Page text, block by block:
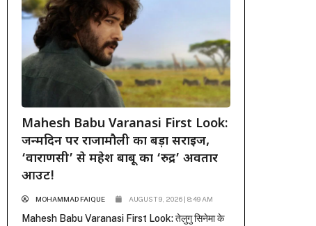
Mahesh Babu Varanasi First Look:
जन्मदिन पर राजामौली का बड़ा सरप्राइज,
‘वाराणसी’ से महेश बाबू का ‘रुद्र’ अवतार
आउट!
MOHAMMAD FAIQUE AUGUST 9, 2026 | 8:49 AM
Mahesh Babu Varanasi First Look: तेलुगु सिनेमा के